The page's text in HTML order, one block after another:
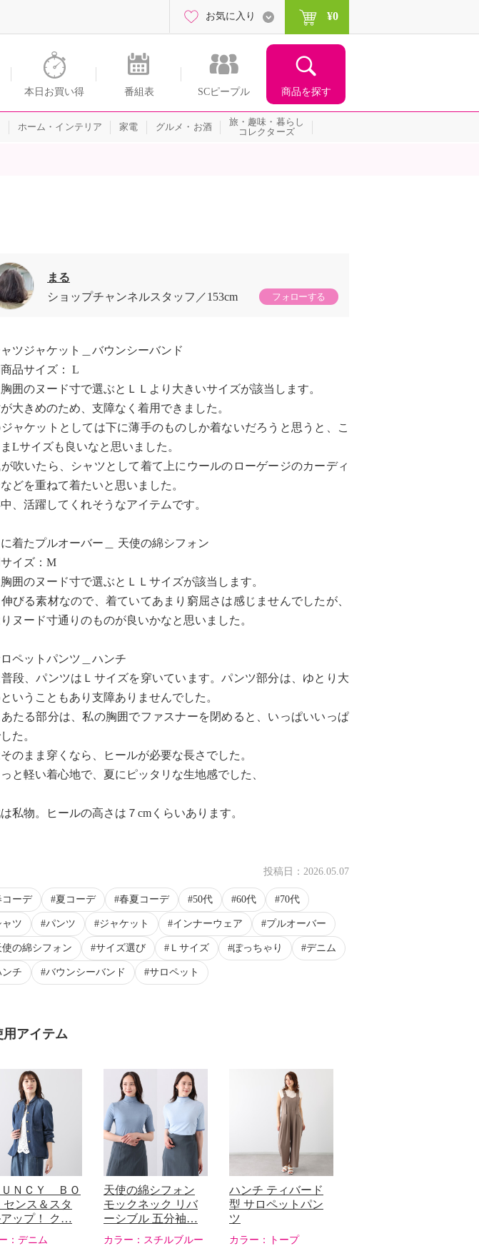
ショップチャンネル
本日お買い得 番組表 SCピープル 商品を探す
お気に入り ¥0
ホーム・インテリア 家電 グルメ・お酒
旅・趣味・暮らし
コレクターズ
まる
ショップチャンネルスタッフ
153cm フォローする
ャツジャケット＿バウンシーバンド
品サイズ： L
囲のヌード寸で選ぶとＬＬより大きいサイズが該当します。
大きめのため、支障なく着用できました。
ャケットとしては下に薄手のものしか着ないだろうと思うと、こ
Lサイズも良いなと思いました。
吹いたら、シャツとして着て上にウールのローゲージのカーディ
どを重ねて着たいと思いました。
、活躍してくれそうなアイテムです。
に着たプルオーバー＿ 天使の綿シフォン
イズ：М
囲のヌード寸で選ぶとＬＬサイズが該当します。
びる素材なので、着ていてあまり窮屈さは感じませんでしたが、
ヌード寸通りのものが良いかなと思いました。
ロペットパンツ＿ハンチ
段、パンツはＬサイズを穿いています。パンツ部分は、ゆとり大
いうこともあり支障ありませんでした。
あたる部分は、私の胸囲でファスナーを閉めると、いっぱいいっぱ
た。
のまま穿くなら、ヒールが必要な長さでした。
と軽い着心地で、夏にピッタリな生地感でした、
は私物。ヒールの高さは７cmくらいあります。
投稿日： 2026.05.07
コーデ 夏コーデ 春夏コーデ 50代 60代 70代
ャツ パンツ ジャケット インナーウェア プルオーバー
使の綿シフォン サイズ選び Ｌサイズ ぽっちゃり デニム
ンチ バウンシーバンド サロペット
用アイテム
ＵＮＣＹ ＢＯ
センス＆スタ
ップ！ ク…
： デニム
天使の綿シフォン
モックネック リバ
ーシブル 五分袖…
カラー： スチルブルー
ハンチ ティバード
型 サロペットパン
ツ
カラー：
トープ